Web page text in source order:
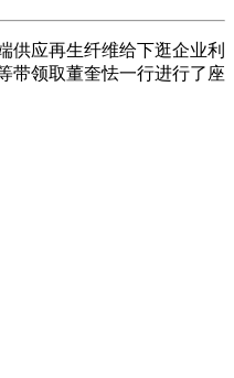
应再生纤维给下逛企业利
带领取董奎怯一行进行了座